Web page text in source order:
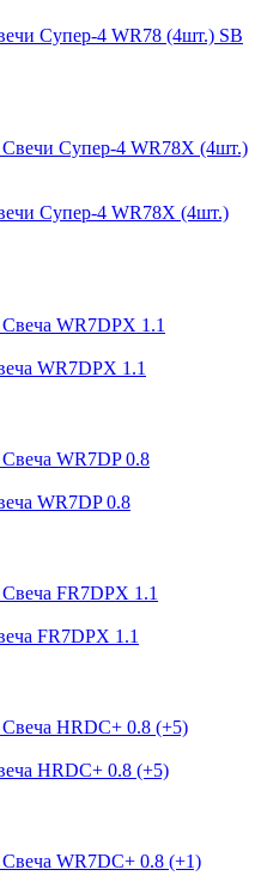
Супер-4 WR78 (4шт.) SB
Супер-4 WR78Х (4шт.)
WR7DPX 1.1
WR7DP 0.8
FR7DPX 1.1
HRDC+ 0.8 (+5)